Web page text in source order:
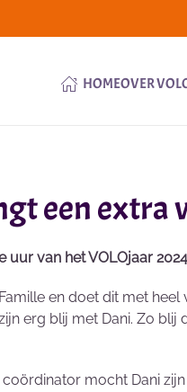
HOMEOVER
een extra
uur van het VOLOjaar
en doet dit met
erg blij met Dani. Zo
mocht Dani